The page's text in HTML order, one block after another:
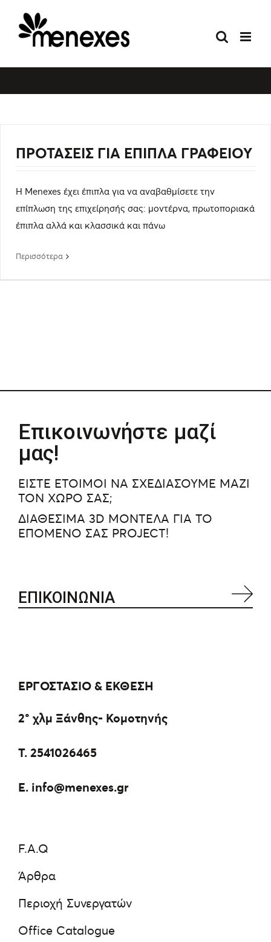
content
ΠΡΟΤΑΣΕΙΣ ΓΙΑ ΕΠΙΠΛΑ ΓΡΑΦΕΙΟΥ
Η Menexes έχει έπιπλα για να αναβαθμίσετε την
επίπλωση της επιχείρησής σας: μοντέρνα, πρωτοποριακά
έπιπλα αλλά και κλασσικά και πάνω
Περισσότερα
Επικοινωνήστε μαζί
μας!
ΕΙΣΤΕ ΕΤΟΙΜΟΙ ΝΑ ΣΧΕΔΙΑΣΟΥΜΕ ΜΑΖΙ
ΤΟΝ ΧΩΡΟ ΣΑΣ;
ΔΙΑΘΕΣΙΜΑ 3D ΜΟΝΤΕΛΑ ΓΙΑ ΤΟ
ΕΠΟΜΕΝΟ ΣΑΣ PROJECT!
ΕΠΙΚΟΙΝΩΝΙΑ
ΕΡΓΟΣΤΑΣΙΟ & ΕΚΘΕΣΗ
2° χλμ Ξάνθης- Κομοτηνής
Τ.2541026465
E. info@menexes.gr
F.A.Q
Άρθρα
Περιοχή Συνεργατών
Office Catalogue